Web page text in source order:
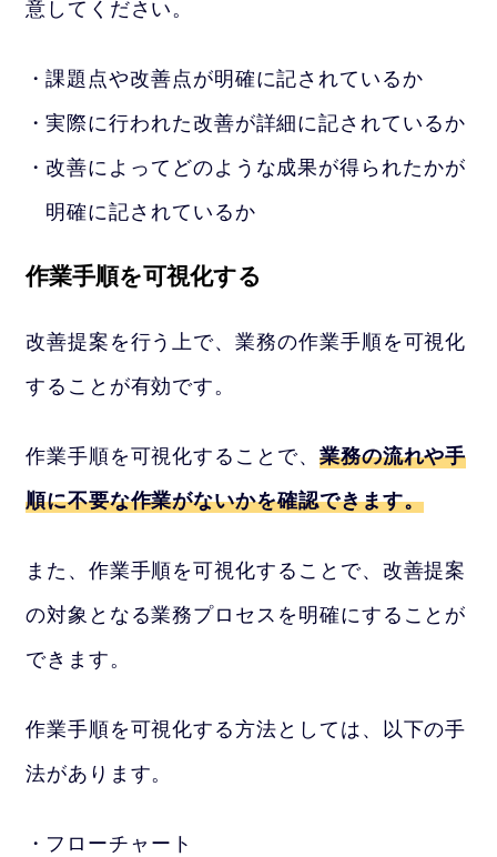
意してください。
課題点や改善点が明確に記されているか
実際に行われた改善が詳細に記されているか
改善によってどのような成果が得られたかが
明確に記されているか
作業手順を可視化する
改善提案を行う上で、業務の作業手順を可視化
することが有効です。
作業手順を可視化することで、 業務の流れや手
順に不要な作業がないかを確認できます。
また、作業手順を可視化することで、改善提案
の対象となる業務プロセスを明確にすることが
できます。
作業手順を可視化する方法としては、以下の手
法があります。
フローチャート